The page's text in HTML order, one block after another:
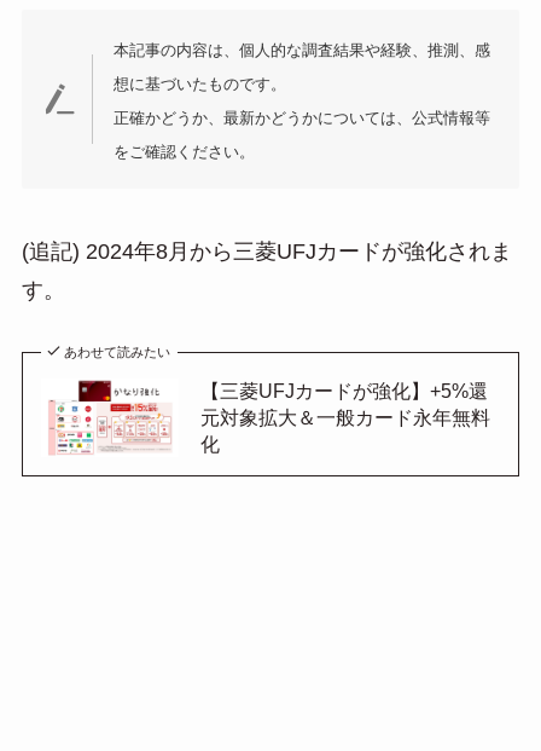
本記事の内容は、個人的な調査結果や経験、推測、感
想に基づいたものです。
正確かどうか、最新かどうかについては、公式情報等
をご確認ください。
(追記) 2024年8月から三菱UFJカードが強化されま
す。
あわせて読みたい
【三菱UFJカードが強化】+5%還
元対象拡大＆一般カード永年無料
化